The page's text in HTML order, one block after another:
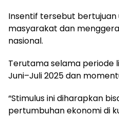
Insentif tersebut
masyarakat dan
nasional.
Terutama selama periode
Juni–Juli 2025 dan
“Stimulus ini diharapkan
pertumbuhan ekonomi di